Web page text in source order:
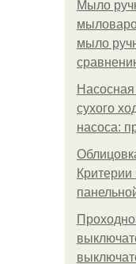
Мыло
мыло
Насосная
сухого
насоса: